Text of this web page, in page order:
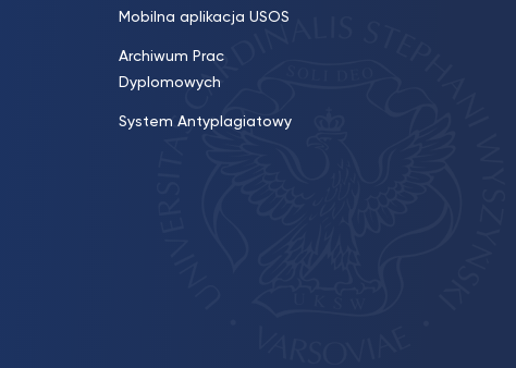
Mobilna aplikacja USOS
Archiwum Prac
Dyplomowych
System Antyplagiatowy